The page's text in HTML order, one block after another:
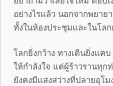
อย่างไรแล้ว นอกจากพยาย
ทั้งในห้องประชุมและในโล
โลกยิ่งกว้าง ทางเดินยิ่งแคบ
ให้กำลังใจ แด่ผู้ร้าวรานทุก
ยังคงมีแสงสว่างที่ปลายอุโม